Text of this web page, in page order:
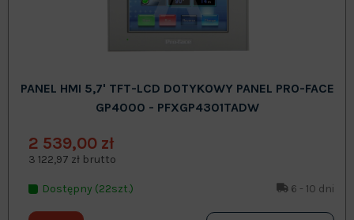
PANEL HMI 5,7' TFT-LCD DOTYKOWY PANEL PRO-FACE
GP4000 - PFXGP4301TADW
2 539,00 zł
3 122,97 zł brutto
Dostępny (22szt.) 6 - 10 dni